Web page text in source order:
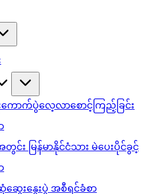
းကောက်ပွဲလေ့လာစောင့်ကြည့်ခြင်း
င်း မြန်မာနိုင်ငံသား မဲပေးပိုင်ခွင့်
းနွေးပွဲ အစီရင်ခံစာ